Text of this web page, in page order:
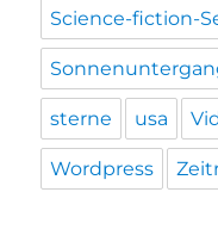
Science-fiction-
sterne usa
Wordpress